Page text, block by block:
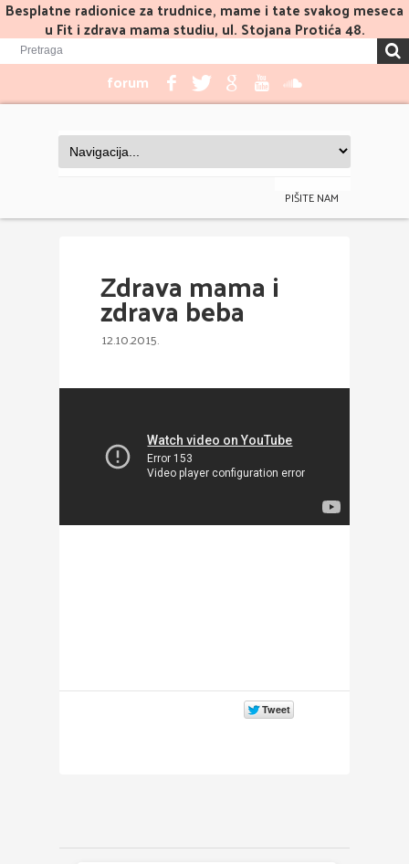
Besplatne radionice za trudnice, mame i tate svakog meseca
u Fit i zdrava mama studiu, ul. Stojana Protića 48.
forum
PIŠITE NAM
Zdrava mama i
zdrava beba
12.10.2015.